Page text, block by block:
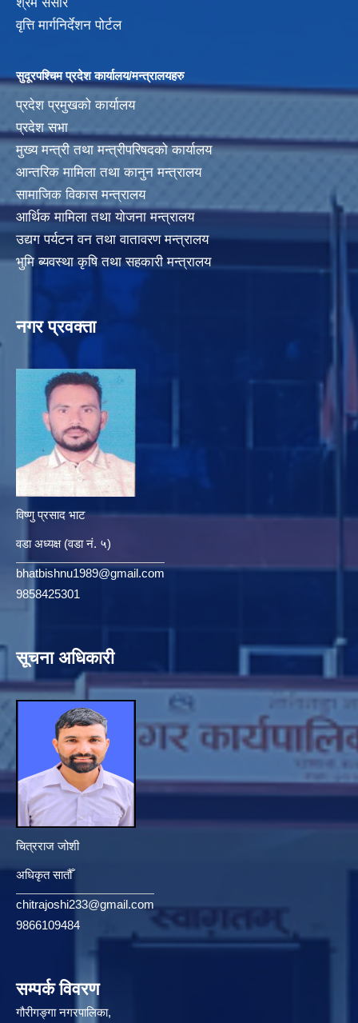
वृत्ति मार्गनिर्देशन पोर्टल
सुदूरपश्चिम प्रदेश कार्यालय/मन्त्रालयहरु
प्रदेश प्रमुखको कार्यालय
प्रदेश सभा
मुख्य मन्त्री तथा मन्त्रीपरिषदको कार्यालय
आन्तरिक मामिला तथा कानुन मन्त्रालय
सामाजिक विकास मन्त्रालय
आर्थिक मामिला तथा योजना मन्त्रालय
उद्यग पर्यटन वन तथा वातावरण मन्त्रालय
भुमि ब्यवस्था कृषि तथा सहकारी मन्त्रालय
नगर प्रवक्ता
विष्णु प्रसाद भाट
वडा अध्यक्ष (वडा नं. ५)
bhatbishnu1989@gmail.com
9858425301
सूचना अधिकारी
चित्रराज जोशी
अधिकृत सातौँ
chitrajoshi233@gmail.com
9866109484
सम्पर्क विवरण
गौरीगङ्गा नगरपालिका,